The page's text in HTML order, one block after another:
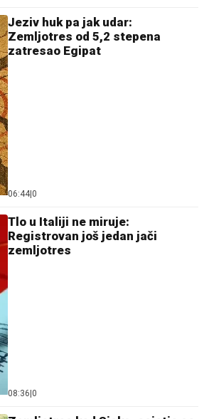
Jeziv huk pa jak udar:
Zemljotres od 5,2 stepena
zatresao Egipat
06:44 0
Tlo u Italiji ne miruje:
Registrovan još jedan jači
zemljotres
08:36 0